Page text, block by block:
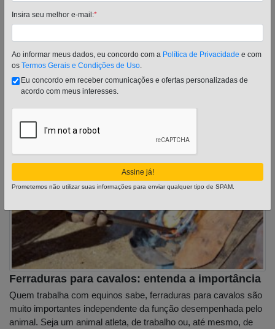
Baias para cavalos: como construir as
em haras e fazendas, pois estão diretamente relacionadas com
criadores. Os equinos […]
Ferraduras para cavalos: entenda a importância
Quem trabalha com equinos sabe, ferraduras para cavalos são
muito importantes independente da função desempenhada pelo
animal. Seja um animal atleta, de trabalho ou, até mesmo, de
Insira seu melhor e-mail:*
Ao informar meus dados, eu concordo com a Política de Privacidade e com
os Termos Gerais e Condições de Uso.
Eu concordo em receber comunicações e ofertas personalizadas de
acordo com meus interesses.
Assine já!
Prometemos não utilizar suas informações para enviar qualquer tipo de SPAM.